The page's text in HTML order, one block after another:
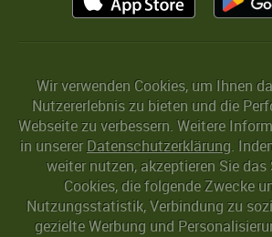
Wir verwenden Cookies, um Ihnen
Nutzererlebnis zu bieten und die
Webseite zu verbessern. Weitere
in unserer Datenschutzerklärung.
weiter nutzen, akzeptieren Sie das
Cookies, die folgende Zwecke
Nutzungsstatistik, Verbindung zu
gezielte Werbung und